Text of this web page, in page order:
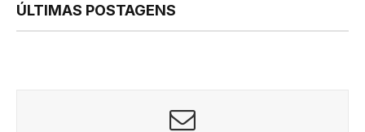
ÚLTIMAS POSTAGENS